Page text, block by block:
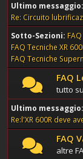
Ultimo messaggio:
Re: Circuito
Sotto-Sezioni
FAQ Tecniche XR
FAQ Tecniche
FAQ
tutto
Ultimo messaggio:
Re:l'XR 600R deve
FAQ
altre